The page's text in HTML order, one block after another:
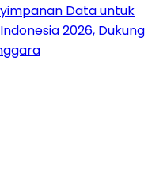
Data untuk
2026, Dukung